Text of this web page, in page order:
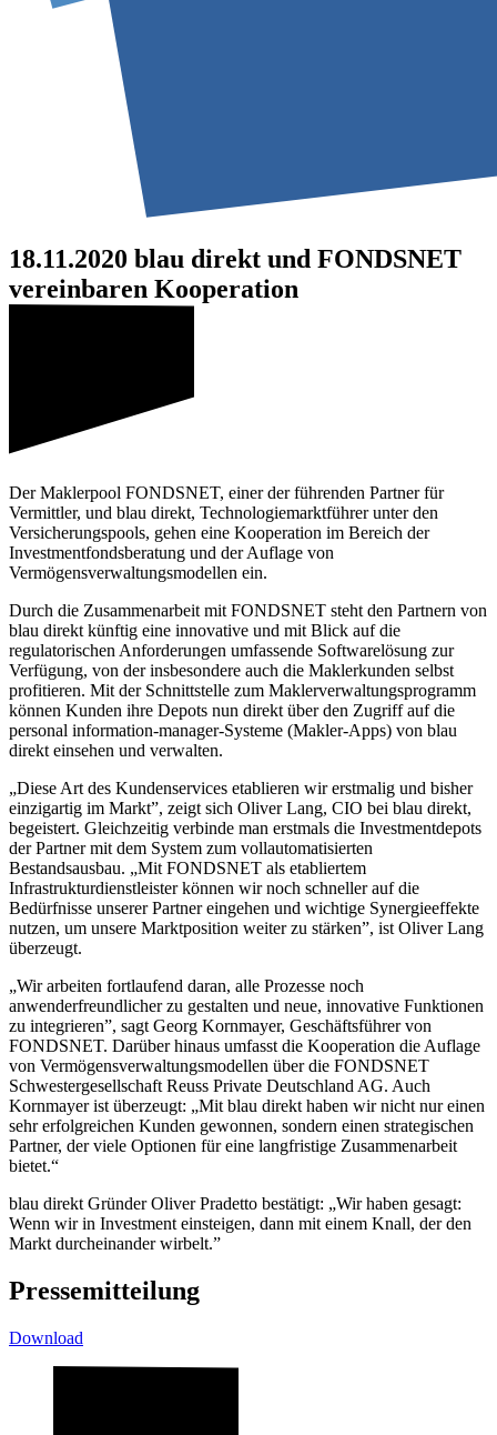
18.11.2020 blau direkt und FONDSNET
vereinbaren Kooperation
Der Maklerpool FONDSNET, einer der führenden Partner für
Vermittler, und blau direkt, Technologiemarktführer unter den
Versicherungspools, gehen eine Kooperation im Bereich der
Investmentfondsberatung und der Auflage von
Vermögensverwaltungsmodellen ein.
Durch die Zusammenarbeit mit FONDSNET steht den Partnern von
blau direkt künftig eine innovative und mit Blick auf die
regulatorischen Anforderungen umfassende Softwarelösung zur
Verfügung, von der insbesondere auch die Maklerkunden selbst
profitieren. Mit der Schnittstelle zum Maklerverwaltungsprogramm
können Kunden ihre Depots nun direkt über den Zugriff auf die
personal information-manager-Systeme (Makler-Apps) von blau
direkt einsehen und verwalten.
„Diese Art des Kundenservices etablieren wir erstmalig und bisher
einzigartig im Markt”, zeigt sich Oliver Lang, CIO bei blau direkt,
begeistert. Gleichzeitig verbinde man erstmals die Investmentdepots
der Partner mit dem System zum vollautomatisierten
Bestandsausbau. „Mit FONDSNET als etabliertem
Infrastrukturdienstleister können wir noch schneller auf die
Bedürfnisse unserer Partner eingehen und wichtige Synergieeffekte
nutzen, um unsere Marktposition weiter zu stärken”, ist Oliver Lang
überzeugt.
„Wir arbeiten fortlaufend daran, alle Prozesse noch
anwenderfreundlicher zu gestalten und neue, innovative Funktionen
zu integrieren”, sagt Georg Kornmayer, Geschäftsführer von
FONDSNET. Darüber hinaus umfasst die Kooperation die Auflage
von Vermögensverwaltungsmodellen über die FONDSNET
Schwestergesellschaft Reuss Private Deutschland AG. Auch
Kornmayer ist überzeugt: „Mit blau direkt haben wir nicht nur einen
sehr erfolgreichen Kunden gewonnen, sondern einen strategischen
Partner, der viele Optionen für eine langfristige Zusammenarbeit
bietet.“
blau direkt Gründer Oliver Pradetto bestätigt: „Wir haben gesagt:
Wenn wir in Investment einsteigen, dann mit einem Knall, der den
Markt durcheinander wirbelt.”
Pressemitteilung
Download